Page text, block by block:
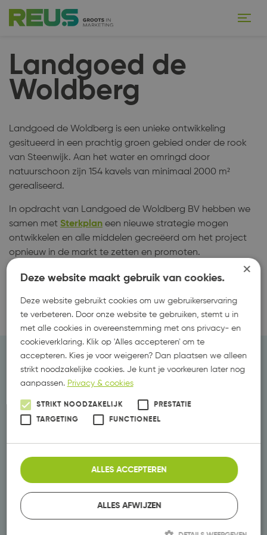
Landgoed de
Woldberg
Landgoed de Woldberg is een unieke ontwikkeling
gesitueerd in een prachtig groen gebied onder de rook
van Steenwijk. Aan het water en omringd door
natuurschoon zijn 154 kavels van minimaal 2000 m²
gerealiseerd.
In opdracht van Landgoed de Woldberg BV hebben we
samen met Sterkplan een nieuwe strategie mogen
ontwikkelen en alle middelen gecreëerd om het project
opnieuw in de markt te zetten en promoten.
Adres.
De Deel 21-04
8302 EK Emmeloord
Tel.
0527-522169
Mail.
info@reus.marketing
Reus Marketing
Vastgoed marketing
Job Marketing
Expertises
Marketing abonnement
Werving
×
Deze website maakt gebruik van cookies.
Deze website gebruikt cookies om uw gebruikerservaring
te verbeteren. Door onze website te gebruiken, stemt u in
met alle cookies in overeenstemming met ons privacy- en
cookieverklaring. Klik op 'Alles accepteren' om te
accepteren. Kies je voor weigeren? Dan plaatsen we alleen
strikt noodzakelijke cookies. Je kunt je voorkeuren later nog
aanpassen. Privacy & cookies
STRIKT NOODZAKELIJK PRESTATIE
TARGETING FUNCTIONEEL
ALLES ACCEPTEREN
ALLES AFWIJZEN